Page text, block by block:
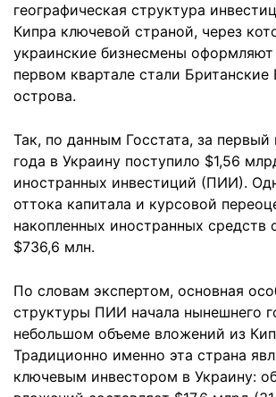
географическая структура
Кипра ключевой страной, через
украинские бизнесмены оформляют
первом квартале стали Британские
острова.
Так, по данным Госстата, за первый
года в Украину поступило $1,56
иностранных инвестиций (ПИИ).
оттока капитала и курсовой
накопленных иностранных средств
$736,6 млн.
По словам экспертом, основная
структуры ПИИ начала нынешнего
небольшом объеме вложений из
Традиционно именно эта страна
ключевым инвестором в Украину: